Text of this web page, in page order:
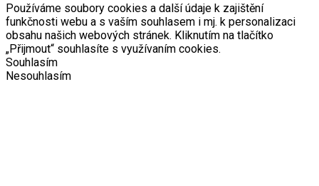
Používáme soubory cookies a další údaje k zajištění
funkčnosti webu a s vaším souhlasem i mj. k personalizaci
obsahu našich webových stránek. Kliknutím na tlačítko
„Přijmout“ souhlasíte s využívaním cookies.
Souhlasím
Nesouhlasím